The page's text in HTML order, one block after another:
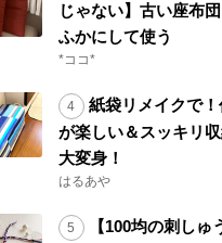
じゃない】古い座布
ふかにして使う
*ココ*
紙袋リメイクで！
が楽しい＆スッキリ
大変身！
はるあや
【100均の刺しゅ